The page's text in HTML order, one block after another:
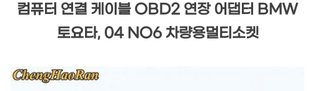
컴퓨터 연결 케이블 OBD2 연장 어댑터 BMW
토요타, 04 NO6 차량용멀티소켓